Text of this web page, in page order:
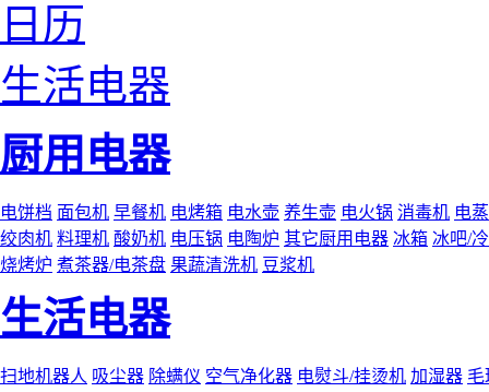
日历
生活电器
厨用电器
电饼档 面包机 早餐机 电烤箱 电水壶 养生壶 电火锅 消毒机 电
绞肉机 料理机 酸奶机 电压锅 电陶炉 其它厨用电器 冰箱 冰吧/
烧烤炉 煮茶器/电茶盘 果蔬清洗机 豆浆机
生活电器
扫地机器人 吸尘器 除螨仪 空气净化器 电熨斗/挂烫机 加湿器 毛